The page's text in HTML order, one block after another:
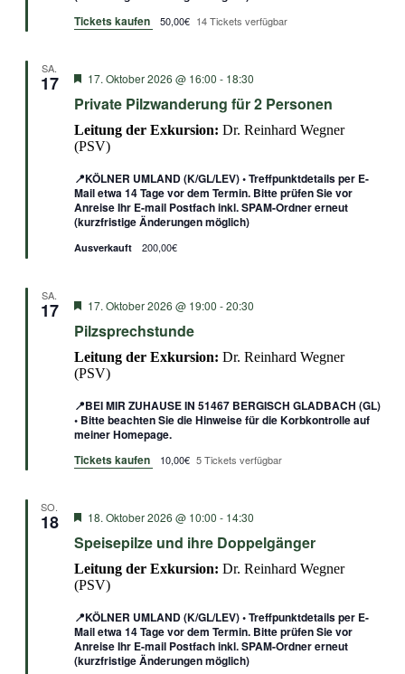
Tickets kaufen
50,00€ 14 Tickets verfügbar
SA.
17 Empfohlen
17. Oktober 2026 @ 16:00 - 18:30
Private Pilzwanderung für 2 Personen
Leitung der Exkursion: Dr. Reinhard Wegner
(PSV)
📍KÖLNER UMLAND (K/GL/LEV) • Treffpunktdetails per E-
Mail etwa 14 Tage vor dem Termin. Bitte prüfen Sie vor
Anreise Ihr E-mail Postfach inkl. SPAM-Ordner erneut
(kurzfristige Änderungen möglich)
Ausverkauft 200,00€
SA.
17 Empfohlen
17. Oktober 2026 @ 19:00 -20:30
Pilzsprechstunde
Leitung der Exkursion: Dr. Reinhard Wegner
(PSV)
📍BEI MIR ZUHAUSE IN 51467 BERGISCH GLADBACH (GL)
• Bitte beachten Sie die Hinweise für die Korbkontrolle auf
meiner Homepage.
Tickets kaufen
10,00€ 5 Tickets verfügbar
SO.
18 Empfohlen
18. Oktober 2026 @ 10:00 - 14:30
Speisepilze und ihre Doppelgänger
Leitung der Exkursion: Dr. Reinhard Wegner
(PSV)
📍KÖLNER UMLAND (K/GL/LEV) • Treffpunktdetails per E-
Mail etwa 14 Tage vor dem Termin. Bitte prüfen Sie vor
Anreise Ihr E-mail Postfach inkl. SPAM-Ordner erneut
(kurzfristige Änderungen möglich)